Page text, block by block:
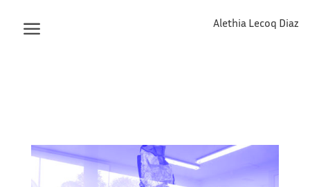
Alethia Lecoq Diaz